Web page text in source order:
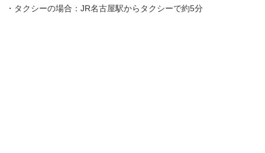
・タクシーの場合：JR名古屋駅からタクシーで約5分